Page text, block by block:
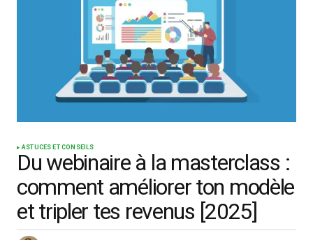
ASTUCES ET CONSEILS
Du webinaire à la masterclass :
comment améliorer ton modèle
et tripler tes revenus [2025]